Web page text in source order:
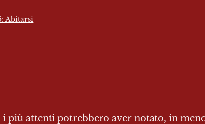
Abitarsi
i più attenti potrebbero aver notato, in